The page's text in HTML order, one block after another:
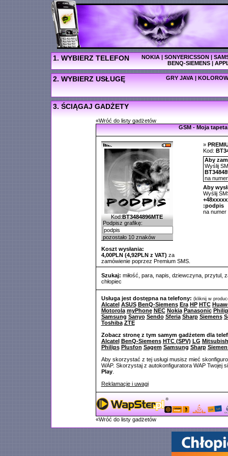
1. WYBIERZ TELEFON NOKIA|SONYERICSSON|
BENQ-SIEMENS|
2. WYBIERZ USŁUGĘ GRY JAVA |
3. ŚCIĄGAJ GADŻETY
«Wróć do listy gadżetów
GSM - Moja tapeta
Kod:BT3484896MTE
Podpisz grafikę:
pozostało 10znaków
Koszt wysłania:
4,00PLN (4,92PLN z VAT) za
zamówienie poprzez Premium SMS.
»
Kod:
Aby
Wyślij
na
Aby
Wyślij
:podpis
na numer
Szukaj: miłość para, napis dziewczyna, przytul,
chłopiec
Usługa jest dostępna na telefony: (kliknij w
Alcatel ASUS BenQ-Siemens Era HP HTC
Motorola myPhone NEC Nokia Panasonic
Samsung Sanyo Sendo Sferia Sharp Siemens
Toshiba ZTE
Zobacz stronę z tym samym gadżetem dla
Alcatel BenQ-Siemens HTC (SPV) LG
Philips Plusfon Sagem Samsung Sharp
Aby skorzystać z tej usługi musisz mieć
WAP. Skorzystaj z autokonfiguratora WAP Twojej
Play.
Reklamacje i uwagi
«Wróć do listy gadżetów